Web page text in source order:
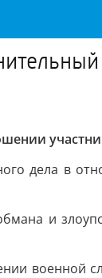
дела в
и
военной